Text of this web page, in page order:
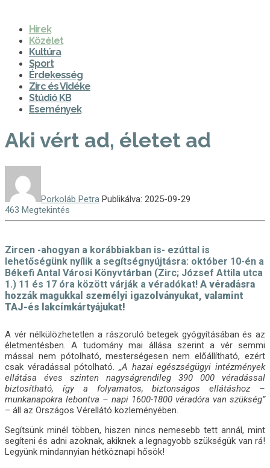
Hírek
Közélet
Kultúra
Sport
Érdekesség
Zirc és Vidéke
Stúdió KB
Események
Aki vért ad, életet ad
Porkoláb Petra Publikálva: 2025-09-29
463 Megtekintés
Zircen -ahogyan a korábbiakban is- ezúttal is
lehetőségünk nyílik a segítségnyújtásra: október 10-én a
Békefi Antal Városi Könyvtárban (Zirc; József Attila utca
1.) 11 és 17 óra között várják a véradókat! A véradásra
hozzák magukkal személyi igazolványukat, valamint
TAJ-és lakcímkártyájukat!
A vér nélkülözhetetlen a rászoruló betegek gyógyításában és az
életmentésben. A tudomány mai állása szerint a vér semmi
mással nem pótolható, mesterségesen nem előállítható, ezért
csak véradással pótolható. „A hazai egészségügyi intézmények
ellátása éves szinten nagyságrendileg 390 000 véradással
biztosítható, így a folyamatos, biztonságos ellátáshoz –
munkanapokra lebontva – napi 1600-1800 véradóra van szükség”
– áll az Országos Vérellátó közleményében.
Segítsünk minél többen, hiszen nincs nemesebb tett annál, mint
segíteni és adni azoknak, akiknek a legnagyobb szükségük van rá!
Legyünk mindannyian hétköznapi hősök!